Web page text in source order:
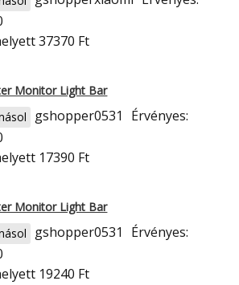
37370 Ft
Monitor Light Bar
gshopper0531
Érvényes:
17390 Ft
Monitor Light Bar
gshopper0531
Érvényes:
19240 Ft